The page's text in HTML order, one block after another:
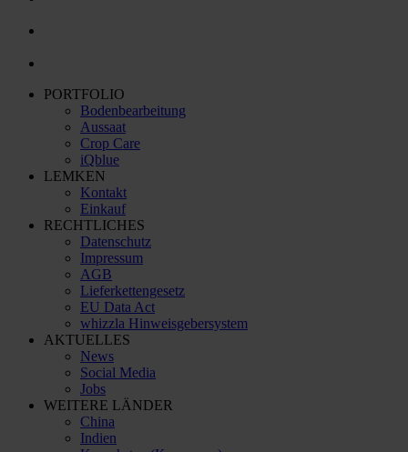
PORTFOLIO
Bodenbearbeitung
Aussaat
Crop Care
iQblue
LEMKEN
Kontakt
Einkauf
RECHTLICHES
Datenschutz
Impressum
AGB
Lieferkettengesetz
EU Data Act
whizzla Hinweisgebersystem
AKTUELLES
News
Social Media
Jobs
WEITERE LÄNDER
China
Indien